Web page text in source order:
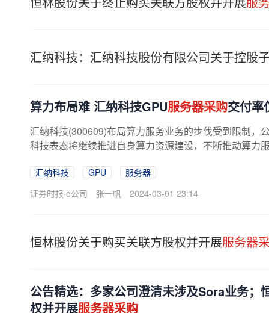
汇纳科技：汇纳科技股份有限公司关于控股
算力布局难 汇纳科技GPU服务器采购交付率
汇纳科技(300609)布局算力服务业务的步伐受到限制，
科技表态将继续推进自身算力资源建设，不断推动算力
汇纳科技 GPU
服务器
证券时报·e公司
张一帆 2024-03-01 23:14
恒林股份关于购买关联方股权并开展服务器
公告精选：多家公司澄清未涉及Sora业务；
权并开展服务器采购